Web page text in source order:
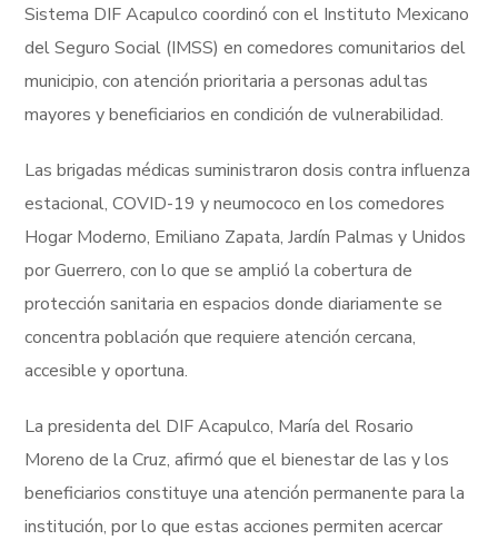
Sistema DIF Acapulco coordinó con el Instituto Mexicano
del Seguro Social (IMSS) en comedores comunitarios del
municipio, con atención prioritaria a personas adultas
mayores y beneficiarios en condición de vulnerabilidad.
Las brigadas médicas suministraron dosis contra influenza
estacional, COVID-19 y neumococo en los comedores
Hogar Moderno, Emiliano Zapata, Jardín Palmas y Unidos
por Guerrero, con lo que se amplió la cobertura de
protección sanitaria en espacios donde diariamente se
concentra población que requiere atención cercana,
accesible y oportuna.
La presidenta del DIF Acapulco, María del Rosario
Moreno de la Cruz, afirmó que el bienestar de las y los
beneficiarios constituye una atención permanente para la
institución, por lo que estas acciones permiten acercar